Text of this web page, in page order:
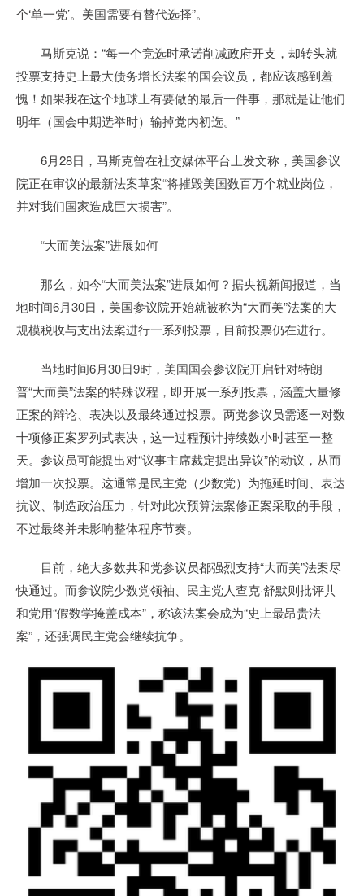
个‘单一党’。美国需要有替代选择”。
马斯克说：“每一个竞选时承诺削减政府开支，却转头就
投票支持史上最大债务增长法案的国会议员，都应该感到羞
愧！如果我在这个地球上有要做的最后一件事，那就是让他们
明年（国会中期选举时）输掉党内初选。”
6月28日，马斯克曾在社交媒体平台上发文称，美国参议
院正在审议的最新法案草案“将摧毁美国数百万个就业岗位，
并对我们国家造成巨大损害”。
“大而美法案”进展如何
那么，如今“大而美法案”进展如何？据央视新闻报道，当
地时间6月30日，美国参议院开始就被称为“大而美”法案的大
规模税收与支出法案进行一系列投票，目前投票仍在进行。
当地时间6月30日9时，美国国会参议院开启针对特朗
普“大而美”法案的特殊议程，即开展一系列投票，涵盖大量修
正案的辩论、表决以及最终通过投票。两党参议员需逐一对数
十项修正案罗列式表决，这一过程预计持续数小时甚至一整
天。参议员可能提出对“议事主席裁定提出异议”的动议，从而
增加一次投票。这通常是民主党（少数党）为拖延时间、表达
抗议、制造政治压力，针对此次预算法案修正案采取的手段，
不过最终并未影响整体程序节奏。
目前，绝大多数共和党参议员都强烈支持“大而美”法案尽
快通过。而参议院少数党领袖、民主党人查克·舒默则批评共
和党用“假数学掩盖成本”，称该法案会成为“史上最昂贵法
案”，还强调民主党会继续抗争。